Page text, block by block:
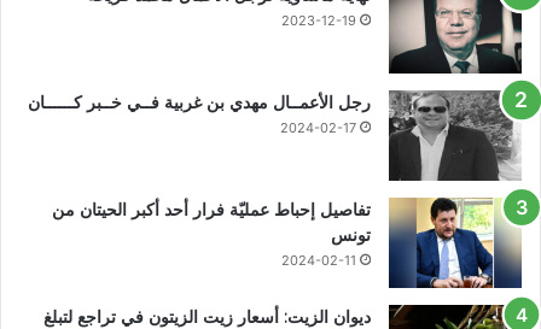
2023-12-19
رجل الأعمــال مهدي بن غربية فــي خــبر كــــــان
2024-02-17
تفاصيل إحباط عمليّة فرار أحد أكبر الحيتان من
تونس
2024-02-11
ديوان الزيت: أسعار زيت الزيتون في تراجع لتبلغ